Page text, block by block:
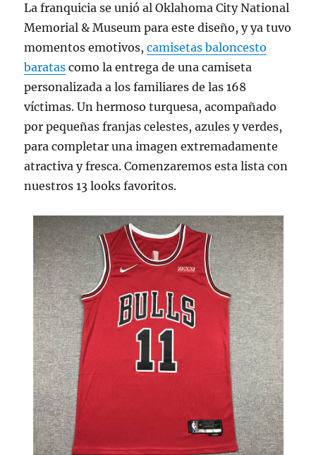
La franquicia se unió al Oklahoma City National
Memorial & Museum para este diseño, y ya tuvo
momentos emotivos,camisetas baloncesto
baratas como la entrega de una camiseta
personalizada a los familiares de las 168
víctimas. Un hermoso turquesa, acompañado
por pequeñas franjas celestes, azules y verdes,
para completar una imagen extremadamente
atractiva y fresca. Comenzaremos esta lista con
nuestros 13 looks favoritos.